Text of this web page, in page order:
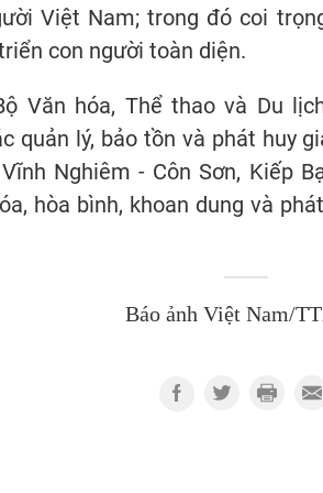
Việt Nam; trong đó coi
con người toàn diện.
Văn hóa, Thể thao và Du
quản lý, bảo tồn và phát huy
Nghiêm - Côn Sơn, Kiếp
hòa bình, khoan dung và
Báo ảnh Việt Nam/